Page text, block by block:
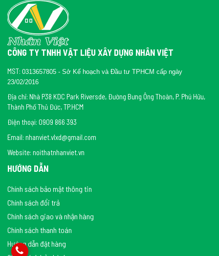
CÔNG TY TNHH VẬT LIỆU XÂY DỰNG NHÂN VIỆT
MST: 0313657805 - Sở Kế hoạch và Đầu tư TPHCM cấp ngày
23/02/2016
Địa chỉ: Nhà P38 KDC Park Riversde, Đường Bưng Ông Thoàn, P. Phú Hữu,
Thành Phố Thủ Đức, TP.HCM
Điện thoại: 0909 866 393
Email: nhanviet.vlxd@gmail.com
Website: noithatnhanviet.vn
HƯỚNG DẪN
Chính sách bảo mật thông tin
Chính sách đổi trả
Chính sách giao và nhận hàng
Chính sách thanh toán
Hướng dẫn đặt hàng